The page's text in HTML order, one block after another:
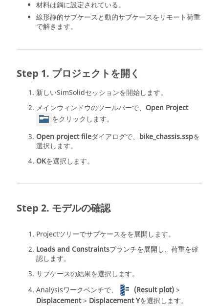
材料は鋼に設定されている。
線形静的サブケースと動的サブケースをリモート荷重
で解きます。
プロジェクトを開く
新しいSimSolidセッションを開始します。
メインウィンドウのツールバーで、 Open Project
をクリックします。
Open project fileダイアログで、 bike_chassis.sspを
選択します。
OKを選択します。
モデルの確認
Projectツリーでサブケースをを展開します。
Loads and Constraintsブランチを展開し、荷重を確
認します。
サブケースの結果を選択します。
Analysisワークベンチで、 (Result plot)>
Displacement> Displacement Yを選択します。